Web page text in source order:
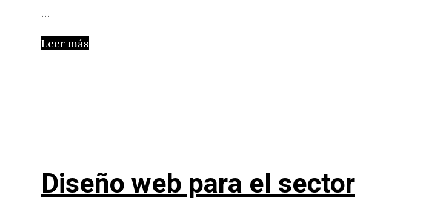
…
Leer más
Diseño web para el sector